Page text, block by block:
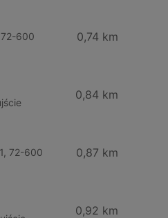
72-600
0,74 km
0,84 km
72-600
0,87 km
0,92 km